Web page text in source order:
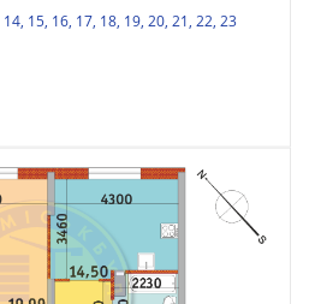
14, 15, 16, 17, 18, 19, 20, 21, 22, 23